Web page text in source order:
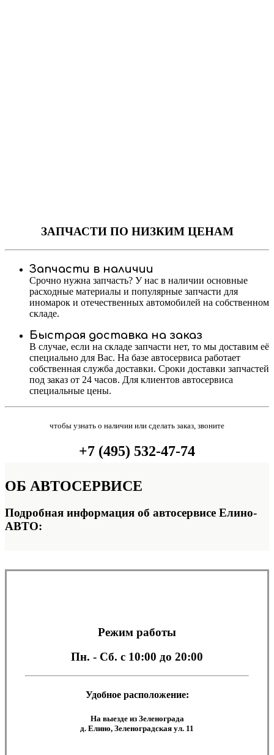
ЗАПЧАСТИПО НИЗКИМ ЦЕНАМ
Запчасти в наличии
Срочно нужна запчасть? У нас в наличии основные
расходные материалы и популярные запчасти для
иномарок и отечественных автомобилей на собственном
складе.
Быстрая доставка на заказ
В случае, если на складе запчасти нет, то мы доставим её
специально для Вас. На базе автосервиса работает
собственная служба доставки. Сроки доставки запчастей
под заказ от 24 часов. Для клиентов автосервиса
специальные цены.
чтобы узнать о наличии или сделать заказ, звоните
+7 (495) 532-47-74
ОБ АВТОСЕРВИСЕ
Подробная информация об автосервисе Елино-
АВТО:
Режим работы
Пн. - Сб. с 10:00 до 20:00
Удобное расположение:
На выезде из Зеленограда
д. Елино, Зеленоградская ул. 11